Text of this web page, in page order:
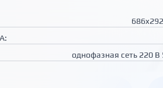
однофазная сеть 220 В